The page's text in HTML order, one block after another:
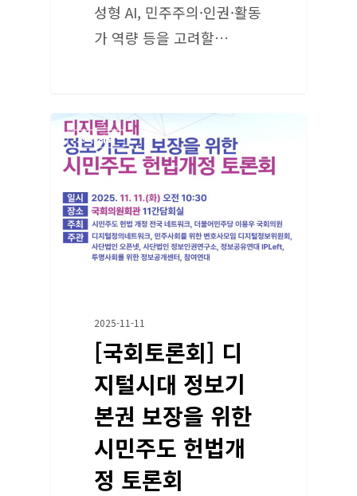
성형 AI, 민주주의·인권·활동
가 역량 등을 고려할…
교육/자료
2025-11-11
[국회토론회] 디
지털시대 정보기
본권 보장을 위한
시민주도 헌법개
정 토론회